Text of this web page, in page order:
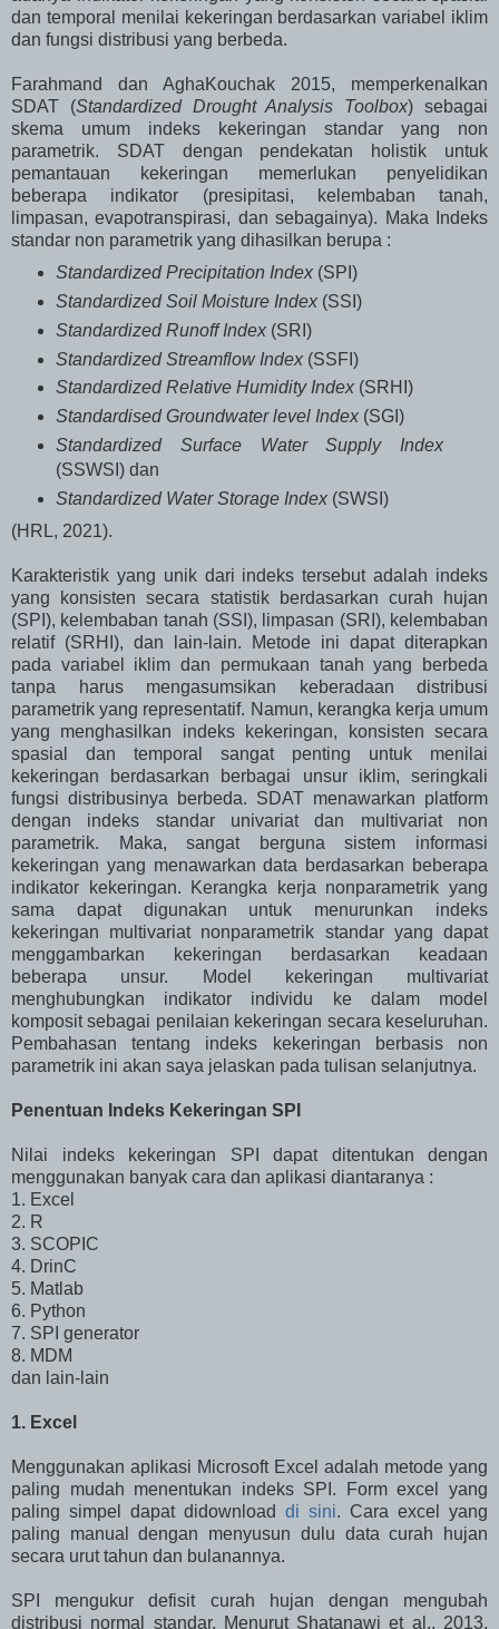
dan temporal menilai kekeringan berdasarkan variabel iklim
dan fungsi distribusi yang berbeda.
Farahmand dan AghaKouchak 2015, memperkenalkan
SDAT (Standardized Drought Analysis Toolbox) sebagai
skema umum indeks kekeringan standar yang non
parametrik. SDAT dengan pendekatan holistik untuk
pemantauan kekeringan memerlukan penyelidikan
beberapa indikator (presipitasi, kelembaban tanah,
limpasan, evapotranspirasi, dan sebagainya). Maka Indeks
standar non parametrik yang dihasilkan berupa :
Standardized Precipitation Index(SPI)
Standardized Soil Moisture Index (SSI)
Standardized Runoff Index(SRI)
Standardized Streamflow Index(SSFI)
Standardized Relative Humidity Index(SRHI)
Standardised Groundwater level Index (SGI)
Standardized Surface Water Supply Index
(SSWSI) dan
Standardized Water Storage Index(SWSI)
(HRL, 2021).
Karakteristik yang unik dari indeks tersebut adalah indeks
yang konsisten secara statistik berdasarkan curah hujan
(SPI), kelembaban tanah (SSI), limpasan (SRI), kelembaban
relatif (SRHI), dan lain-lain.
Metode ini dapat diterapkan
pada variabel iklim dan permukaan tanah yang berbeda
tanpa harus mengasumsikan keberadaan distribusi
parametrik yang representatif. Namun, kerangka kerja umum
yang menghasilkan indeks kekeringan, konsisten secara
spasial dan temporal sangat penting untuk menilai
kekeringan berdasarkan berbagai unsur iklim, seringkali
fungsi distribusinya berbeda. SDAT menawarkan platform
dengan indeks standar univariat dan multivariat non
parametrik. Maka, sangat berguna sistem informasi
kekeringan yang menawarkan data berdasarkan beberapa
indikator kekeringan. Kerangka kerja nonparametrik yang
sama dapat digunakan untuk menurunkan indeks
kekeringan multivariat nonparametrik standar yang dapat
menggambarkan kekeringan berdasarkan keadaan
beberapa unsur. Model kekeringan multivariat
menghubungkan indikator individu ke dalam model
komposit sebagai penilaian kekeringan secara keseluruhan.
Pembahasan tentang indeks kekeringan berbasis non
parametrik ini akan saya jelaskan pada tulisan selanjutnya.
Penentuan Indeks Kekeringan SPI
Nilai indeks kekeringan SPI dapat ditentukan dengan
menggunakan banyak cara dan aplikasi diantaranya :
1. Excel
2. R
3. SCOPIC
4. DrinC
5. Matlab
6. Python
7. SPI generator
8. MDM
dan lain-lain
1. Excel
Menggunakan aplikasi Microsoft Excel adalah metode yang
paling mudah menentukan indeks SPI. Form excel yang
paling simpel dapat didownload di sini. Cara excel yang
paling manual dengan menyusun dulu data curah hujan
secara urut tahun dan bulanannya.
SPI mengukur defisit curah hujan dengan mengubah
distribusi normal standar. Menurut Shatanawi et al., 2013,